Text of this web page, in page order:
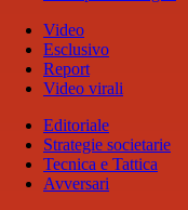
Video
Esclusivo
Report
Video virali
Editoriale
Strategie societarie
Tecnica e Tattica
Avversari